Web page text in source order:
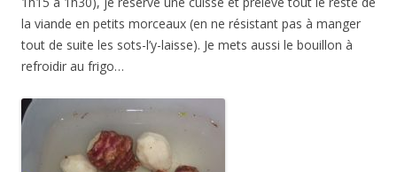
la viande en petits morceaux (en ne résistant pas à manger
tout de suite les sots-l’y-laisse). Je mets aussi le bouillon à
refroidir au frigo…